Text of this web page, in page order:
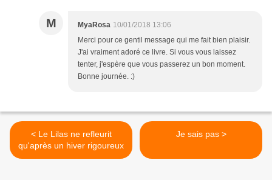
M MyaRosa 10/01/2018 13:06
Merci pour ce gentil message qui me fait bien plaisir.
J'ai vraiment adoré ce livre. Si vous vous laissez
tenter, j'espère que vous passerez un bon moment.
Bonne journée. :)
< Le Lilas ne refleurit
qu'après un hiver rigoureux
Je sais pas >